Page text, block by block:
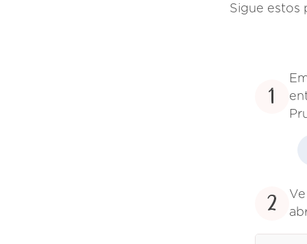
Sigue estos
1
2